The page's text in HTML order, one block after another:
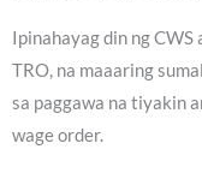
Ipinahayag din ng CWS
TRO, na maaaring
sa paggawa na tiyakin
wage order.